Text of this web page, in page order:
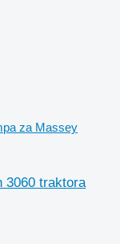
za Massey
3060 traktora